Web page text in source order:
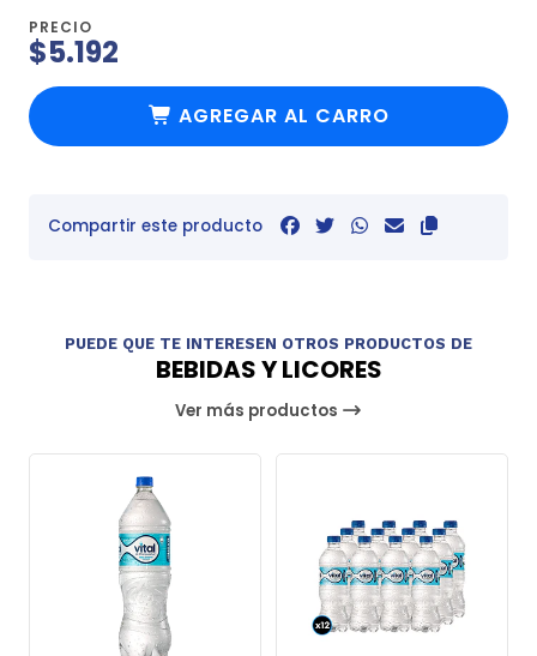
PRECIO
$5.192
AGREGAR AL CARRO
Compartir este producto
PUEDE QUE TE INTERESEN OTROS PRODUCTOS DE
BEBIDAS Y LICORES
Ver más productos